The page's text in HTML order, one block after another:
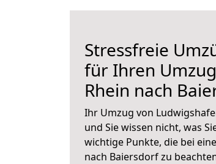
Stressfreie
für Ihren
Rhein nach
Ihr Umzug von
und Sie wissen nicht, was
wichtige Punkte, die bei
nach Baiersdorf zu